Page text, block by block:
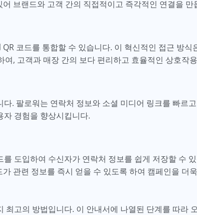
브랜드와 고객 간의 직접적이고 즉각적인 연결을 만
코드를 통합할 수 있습니다. 이 혁신적인 접근 방식
, 고객과 매장 간의 보다 편리하고 효율적인 상호작
. 팔로워는 연락처 정보와 소셜 미디어 링크를 빠르
경험을 향상시킵니다.
도입하여 수신자가 연락처 정보를 쉽게 저장할 수
관련 정보를 즉시 얻을 수 있도록 하여 캠페인을 더
고의 방법입니다. 이 안내서에 나열된 단계를 따라